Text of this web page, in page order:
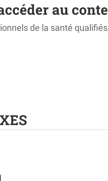
au
de la santé